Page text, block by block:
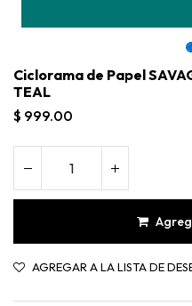
Ciclorama de Papel
TEAL
$ 999.00
AGREGAR A LA LISTA DE